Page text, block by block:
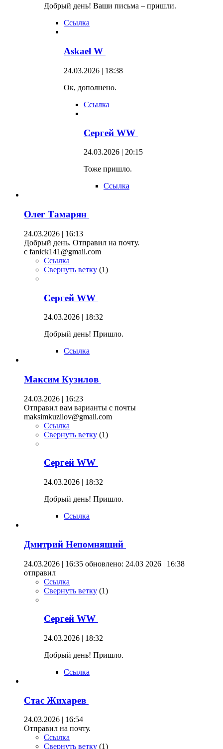
Добрый день! Ваши письма – пришли.
Ссылка
Askael W
24.03.2026 | 18:38
Ок, дополнено.
Ссылка
Сергей WW
24.03.2026 | 20:15
Тоже пришло.
Ссылка
Олег Тамарян
24.03.2026 | 16:13
Добрый день. Отправил на почту.
c fanick141@gmail.com
Ссылка
Свернуть ветку (1)
Сергей WW
24.03.2026 | 18:32
Добрый день! Пришло.
Ссылка
Максим Кузилов
24.03.2026 | 16:23
Отправил вам варианты с почты
maksimkuzilov@gmail.com
Ссылка
Свернуть ветку (1)
Сергей WW
24.03.2026 | 18:32
Добрый день! Пришло.
Ссылка
Дмитрий Непомнящий
24.03.2026 | 16:35 обновлено: 24.03 2026 | 16:38
отправил
Ссылка
Свернуть ветку (1)
Сергей WW
24.03.2026 | 18:32
Добрый день! Пришло.
Ссылка
Стас Жихарев
24.03.2026 | 16:54
Отправил на почту.
Ссылка
Свернуть ветку (1)